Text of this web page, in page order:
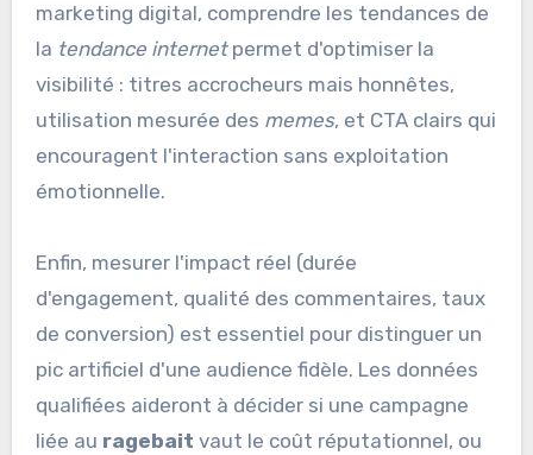
marketing digital, comprendre les tendances de
la tendance internetpermet d'optimiser la
visibilité : titres accrocheurs mais honnêtes,
utilisation mesurée des memes, et CTA clairs qui
encouragent l'interaction sans exploitation
émotionnelle.
Enfin, mesurer l'impact réel (durée
d'engagement, qualité des commentaires, taux
de conversion) est essentiel pour distinguer un
pic artificiel d'une audience fidèle. Les données
qualifiées aideront à décider si une campagne
liée au ragebait vaut le coût réputationnel, ou